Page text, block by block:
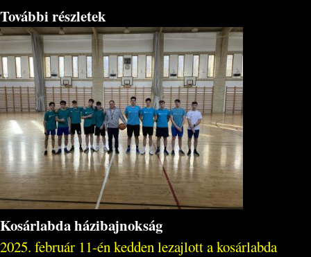
További részletek
Kosárlabda házibajnokság
2025. február 11-én kedden lezajlott a kosárlabda